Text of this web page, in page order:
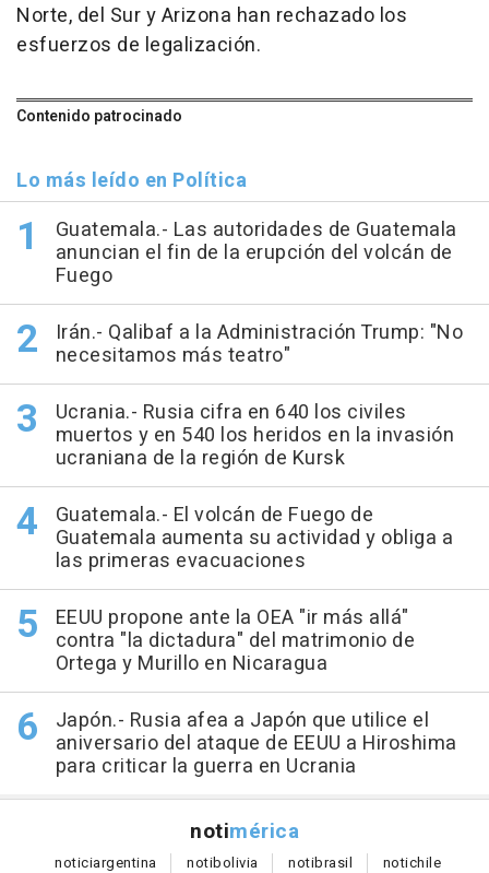
Norte, del Sur y Arizona han rechazado los
esfuerzos de legalización.
Contenido patrocinado
Lo más leído en Política
Guatemala.- Las autoridades de Guatemala
anuncian el fin de la erupción del volcán de
Fuego
Irán.- Qalibaf a la Administración Trump: "No
necesitamos más teatro"
Ucrania.- Rusia cifra en 640 los civiles
muertos y en 540 los heridos en la invasión
ucraniana de la región de Kursk
Guatemala.- El volcán de Fuego de
Guatemala aumenta su actividad y obliga a
las primeras evacuaciones
EEUU propone ante la OEA "ir más allá"
contra "la dictadura" del matrimonio de
Ortega y Murillo en Nicaragua
Japón.- Rusia afea a Japón que utilice el
aniversario del ataque de EEUU a Hiroshima
para criticar la guerra en Ucrania
notimérica
noticiargentina notibolivia notibrasil notichile